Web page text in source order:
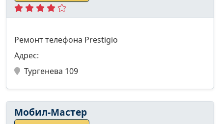
Ремонт телефона Prestigio
Адрес:
Тургенева 109
Мобил-Мастер